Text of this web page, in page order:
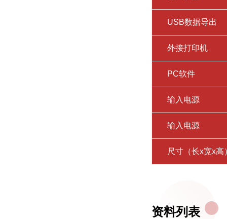
USB数据导出
外接打印机
PC软件
输入电源
输入电源
尺寸（长x宽x高
资料列表